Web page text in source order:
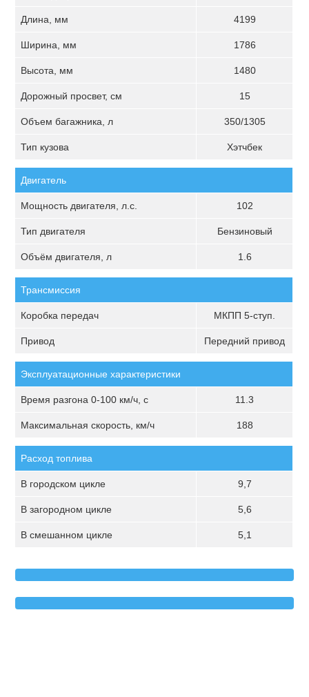
Длина, мм 4199
Ширина, мм 1786
Высота, мм 1480
Дорожный просвет, см 15
Объем багажника, л 350/1305
Тип кузова Хэтчбек
Двигатель
Мощность двигателя, л.с. 102
Тип двигателя Бензиновый
Объём двигателя, л 1.6
Трансмиссия
Коробка передач МКПП 5-ступ.
Привод Передний привод
Эксплуатационные характеристики
Время разгона 0-100 км/ч, с 11.3
Максимальная скорость, км/ч 188
Расход топлива
В городском цикле 9,7
В загородном цикле 5,6
В смешанном цикле 5,1